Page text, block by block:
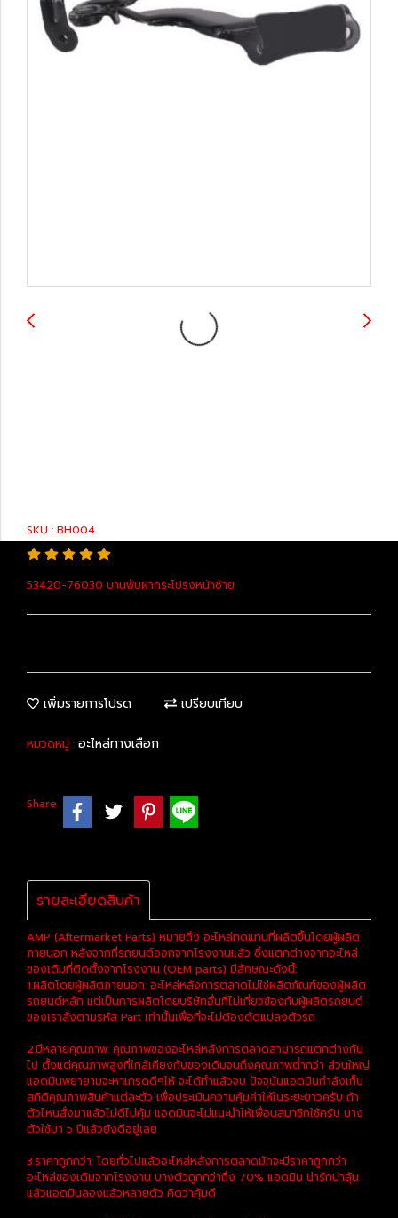
SKU : BH004
53420-76030 บานพับฝากระโปรงหน้าซ้าย
เพิ่มรายการโปรด เปรียบเทียบ
หมวดหมู่ : อะไหล่ทางเลือก
Share
รายละเอียดสินค้า
AMP (Aftermarket Parts) หมายถึง อะไหล่ทดแทนที่ผลิตขึ้นโดยผู้ผลิต
ภายนอก หลังจากที่รถยนต์ออกจากโรงงานแล้ว ซึ่งแตกต่างจากอะไหล่
ของเดิมที่ติดตั้งจากโรงงาน (OEM parts) มีลักษณะดังนี้:
1.ผลิตโดยผู้ผลิตภายนอก: อะไหล่หลังการตลาดไม่ใช่ผลิตภัณฑ์ของผู้ผลิต
รถยนต์หลัก แต่เป็นการผลิตโดยบริษัทอื่นที่ไม่เกี่ยวข้องกับผู้ผลิตรถยนต์
ของเราสั่งตามรหัส Part เท่านั้นเพื่อที่จะไม่ต้องดัดแปลงตัวรถ
2.มีหลายคุณภาพ: คุณภาพของอะไหล่หลังการตลาดสามารถแตกต่างกัน
ไป ตั้งแต่คุณภาพสูงที่ใกล้เคียงกับของเดิมจนถึงคุณภาพต่ำกว่า ส่วนใหญ่
แอดมินพยายามจะหาเกรดดีๆให้ จะได้ทำแล้วจบ ปัจจุบันแอดมินกำลังเก็บ
สถิติคุณภาพสินค้าแต่ละตัว เพื่อประเมินความคุ้มค่าให้ในระยะยาวครับ ถ้า
ตัวไหนสั่งมาแล้วไม่ดีไม่คุ้ม แอดมินจะไม่แนะนำให้เพื่อนสมาชิกใช้ครับ บาง
ตัวใช้มา 5 ปีแล้วยังดีอยู่เลย
3.ราคาถูกกว่า: โดยทั่วไปแล้วอะไหล่หลังการตลาดมักจะมีราคาถูกกว่า
อะไหล่ของเดิมจากโรงงาน บางตัวถูกกว่าถึง 70% แอดมิน น่ารักน่าลุ้น
แล้วแอดมินลองแล้วหลายตัว คิดว่าคุ้มดี